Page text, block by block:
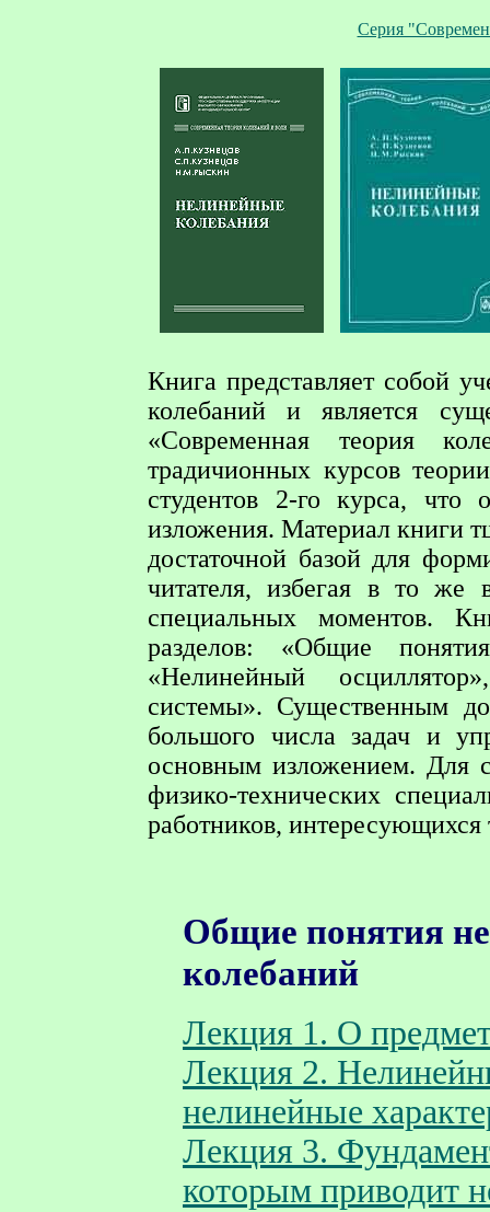
Серия
Книга представляет собой
колебаний и является
«Современная теория
традичионных курсов
студентов 2-го курса, что
изложения. Материал книги
достаточной базой для
читателя, избегая в то же
специальных моментов.
разделов: «Общие
«Нелинейный
системы». Существенным
большого числа задач и
основным изложением. Для
физико-технических
работников,
Общие понятия
колебаний
Лекция 1. О
Лекция 2.
нелинейные
Лекция 3.
которым приводит